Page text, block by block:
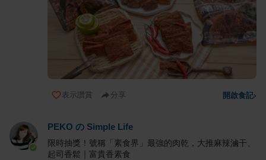
表示讚賞 分享 開啟食記›
PEKO の Simple Life
限時抽獎！號稱「素食界」最強的肉乾，大推麻辣滷干、
起司香鬆｜富貴香素食